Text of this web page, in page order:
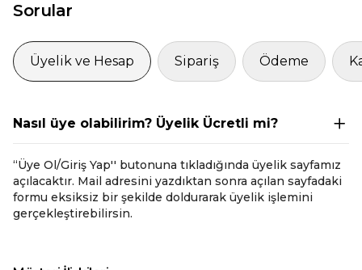
Sorular
Üyelik ve Hesap Sipariş Ödeme
Nasıl üye olabilirim? Üyelik Ücretli mi?
“Üye Ol/Giriş Yap'' butonuna tıkladığında üyelik sayfamız
açılacaktır. Mail adresini yazdıktan sonra açılan sayfadaki
formu eksiksiz bir şekilde doldurarak üyelik işlemini
gerçekleştirebilirsin.